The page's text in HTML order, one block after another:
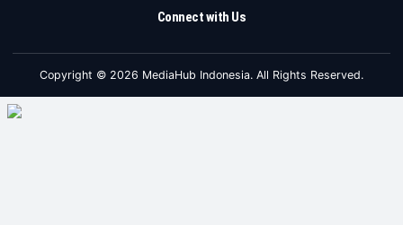
Connect with Us
Copyright © 2026 MediaHub Indonesia. All Rights Reserved.